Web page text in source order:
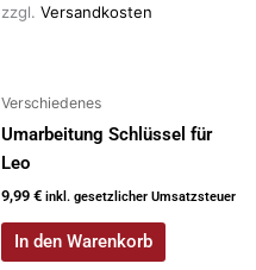
zzgl. Versandkosten
Verschiedenes
Umarbeitung Schlüssel für
Leo
9,99 € inkl. gesetzlicher Umsatzsteuer
In den Warenkorb